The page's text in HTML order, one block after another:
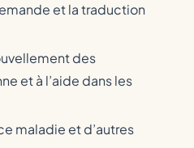
et la traduction
des
et à l’aide dans les
maladie et d’autres